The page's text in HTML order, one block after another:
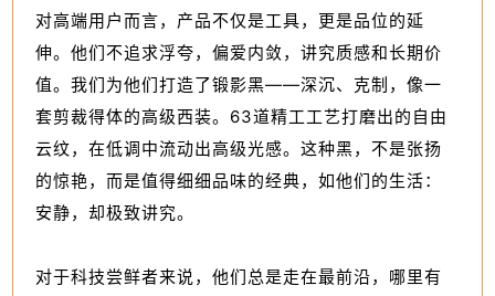
对高端用户而言，产品不仅是工具，更是品位的延
伸。他们不追求浮夸，偏爱内敛，讲究质感和长期价
值。我们为他们打造了锻影黑——深沉、克制，像一
套剪裁得体的高级西装。63道精工工艺打磨出的自由
云纹，在低调中流动出高级光感。这种黑，不是张扬
的惊艳，而是值得细细品味的经典，如他们的生活：
安静，却极致讲究。
对于科技尝鲜者来说，他们总是走在最前沿，哪里有